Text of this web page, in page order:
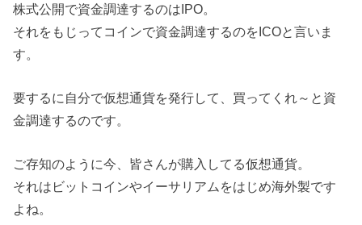
株式公開で資金調達するのはIPO。
それをもじってコインで資金調達するのをICOと言いま
す。
要するに自分で仮想通貨を発行して、買ってくれ～と資
金調達するのです。
ご存知のように今、皆さんが購入してる仮想通貨。
それはビットコインやイーサリアムをはじめ海外製です
よね。